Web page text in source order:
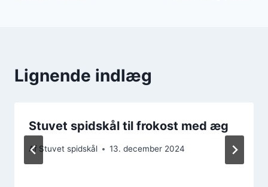
Lignende indlæg
Stuvet spidskål til frokost med æg
Af Stuvet spidskål 13. december 2024